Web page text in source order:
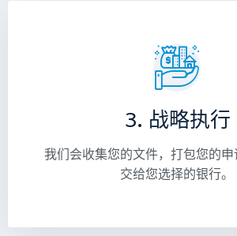
3. 战略执行
我们会收集您的文件，打包您的
交给您选择的银行。